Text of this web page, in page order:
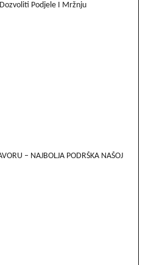
Podjele I Mržnju
– NAJBOLJA PODRŠKA NAŠOJ